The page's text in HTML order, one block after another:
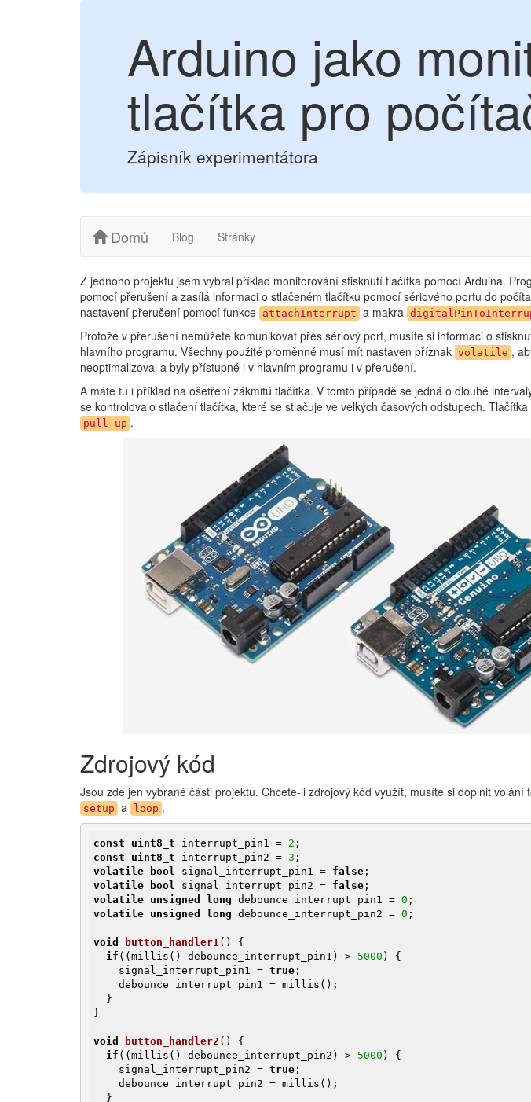
Arduino jako
tlačítka pro
Zápisník experimentátora
Domů Blog Stránky
Z jednoho projektu jsem vybral příklad monitorování stisknutí tlačítka pomocí Arduina.
pomocí přerušení a zasílá informaci o stlačeném tlačítku pomocí sériového portu do
nastavení přerušení pomocí funkce attachInterrupt a makra
Protože v přerušení nemůžete komunikovat přes sériový port, musíte si informaci o
hlavního programu. Všechny použité proměnné musí mít nastaven příznak volatile ,
neoptimalizoval a byly přístupné i v hlavním programu i v přerušení.
A máte tu i příklad na ošetření zákmitú tlačítka. V tomto případě se jedná o dlouhé
se kontrolovalo stlačení tlačítka, které se stlačuje ve velkých časových odstupech.
pull-up .
Zdrojový kód
Jsou zde jen vybrané části projektu. Chcete-li zdrojový kód využít, musíte si doplnit volání
setup a loop .
const uint8_t interrupt_pin1 = 2
const
uint8_t interrupt_pin2 = 3
volatile
bool signal_interrupt_pin1 = false
volatile
bool signal_interrupt_pin2 = false
volatile unsigned long debounce_interrupt_pin1 = 0
volatile unsigned long debounce_interrupt_pin2 = 0 ;
void button_handler1 ()
{
if ((millis()-debounce_interrupt_pin1) > 5000 ) {
    signal_interrupt_pin1 =
true ;
}
void button_handler2 ()
{
if ((millis()-debounce_interrupt_pin2) > 5000 ) {
    signal_interrupt_pin2 =
true ;